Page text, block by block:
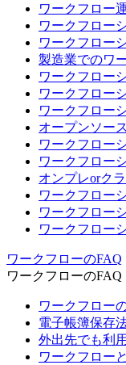
ワークフロー
ワークフロー
ワークフロー
製造業でのワ
ワークフロー
ワークフロー
ワークフロー
オープンソー
ワークフロー
ワークフロー
オンプレorク
ワークフロー
ワークフロー
ワークフロー
ワークフローのFAQ
ワークフローのFAQ
ワークフロー
電子帳簿保存
外出先でも利
ワークフロー